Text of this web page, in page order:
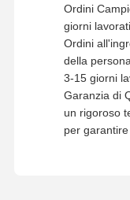
Ordini
giorni
Ordini
della
3-15 giorni
Garanzia di
un rigoroso
per